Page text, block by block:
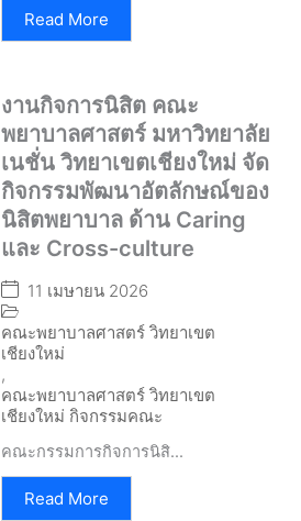
Read More
งานกิจการนิสิต คณะ
พยาบาลศาสตร์ มหาวิทยาลัย
เนชั่น วิทยาเขตเชียงใหม่ จัด
กิจกรรมพัฒนาอัตลักษณ์ของ
นิสิตพยาบาล ด้าน Caring
และ Cross-culture
11 เมษายน 2026
คณะพยาบาลศาสตร์ วิทยาเขต
เชียงใหม่
,
คณะพยาบาลศาสตร์ วิทยาเขต
เชียงใหม่ กิจกรรมคณะ
คณะกรรมการกิจการนิสิ...
Read More